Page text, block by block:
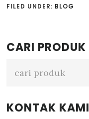
FILED UNDER: BLOG
Primary
Sidebar
CARI PRODUK
KONTAK KAMI